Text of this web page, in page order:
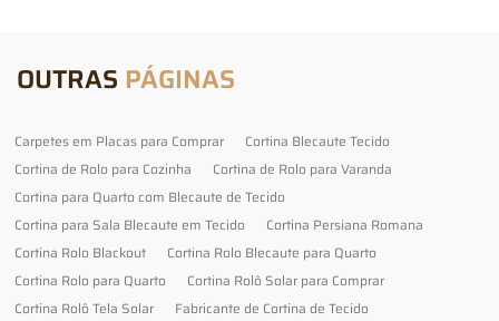
OUTRAS PÁGINAS
Carpetes em Placas para Comprar
Cortina Blecaute Tecido
Cortina de Rolo para Cozinha
Cortina de Rolo para Varanda
Cortina para Quarto com Blecaute de Tecido
Cortina para Sala Blecaute em Tecido
Cortina Persiana Romana
Cortina Rolo Blackout
Cortina Rolo Blecaute para Quarto
Cortina Rolo para Quarto
Cortina Rolô Solar para Comprar
Cortina Rolô Tela Solar
Fabricante de Cortina de Tecido